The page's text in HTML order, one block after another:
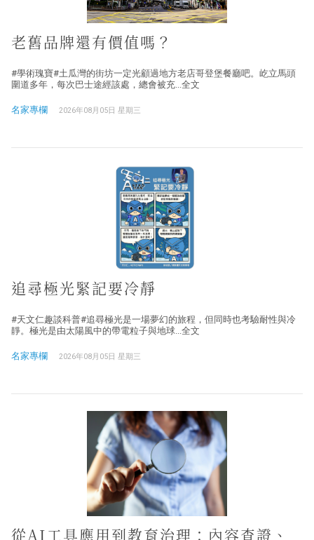
老舊品牌還有價值嗎？
#學術瑰寶#土瓜灣的街坊一定光顧過地方老店哥登堡餐廳吧。屹立馬頭
圍道多年，每次巴士途經該處，總會被充...全文
名家專欄 2026年08月05日 星期三
追尋極光緊記要冷靜
#天文仁趣談科普#追尋極光是一場夢幻的旅程，但同時也考驗耐性與冷
靜。極光是由太陽風中的帶電粒子與地球...全文
名家專欄 2026年08月05日 星期三
從AI工具應用到教育治理：內容查證、